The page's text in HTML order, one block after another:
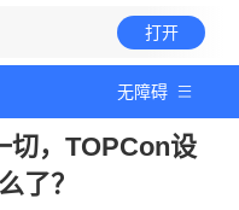
打开
无障碍
切，TOPCon设
了？